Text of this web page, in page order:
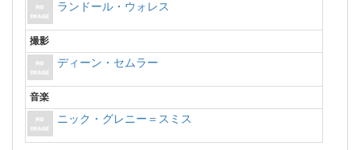
ランドール・ウォレス
撮影
ディーン・セムラー
音楽
ニック・グレニー＝スミス